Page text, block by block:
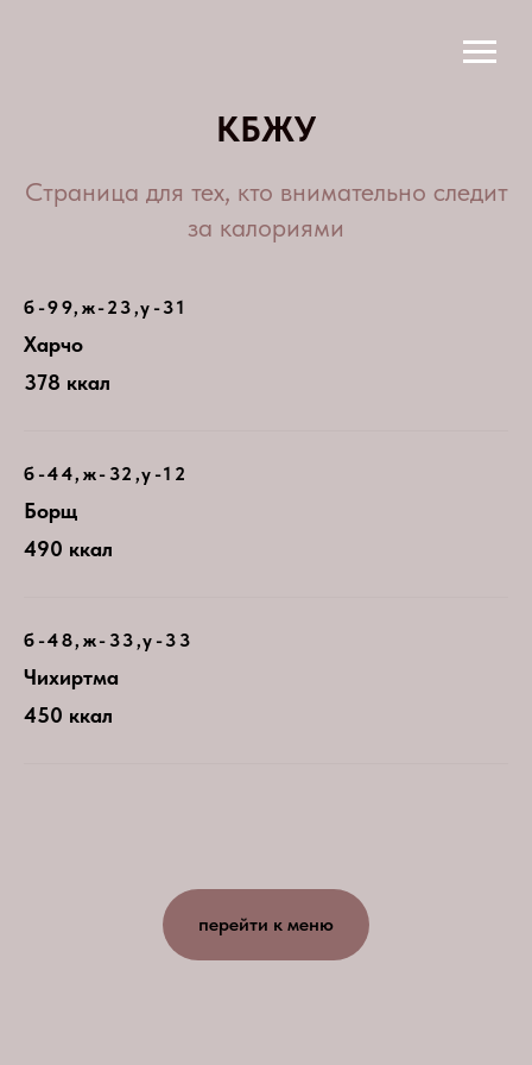
КБЖУ
Страница для тех, кто внимательно следит
за калориями
б-99,ж-23,у-31
Харчо
378 ккал
б-44,ж-32,у-12
Борщ
490 ккал
б-48,ж-33,у-33
Чихиртма
450 ккал
перейти к меню